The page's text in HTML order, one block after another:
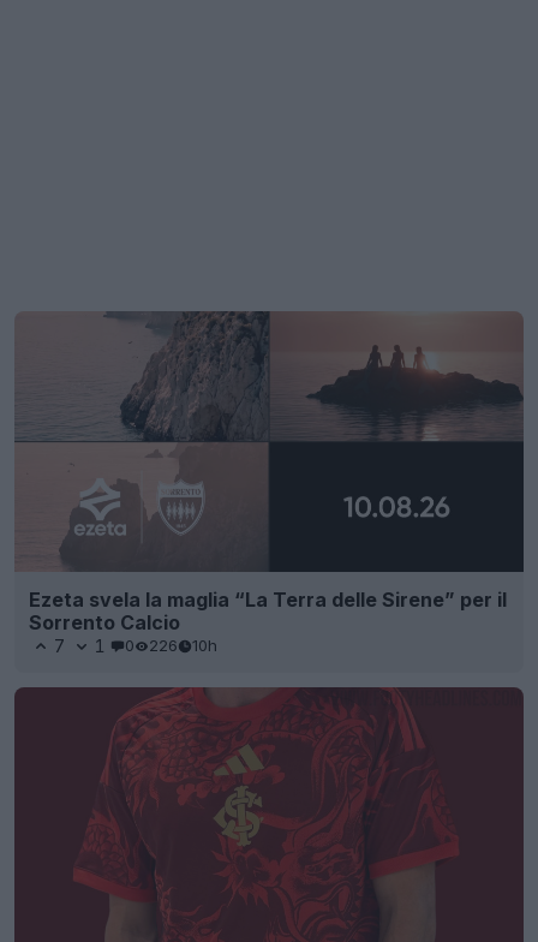
Ezeta svela la maglia “La Terra delle Sirene” per il
Sorrento Calcio
7 1 0 226 10h